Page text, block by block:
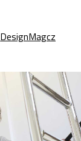
DesignMagcz